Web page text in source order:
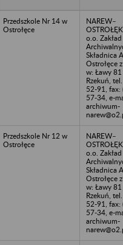
Przedszkole Nr 14 w
Ostrołęce
NAREW–
o.o.
Składnica
Ostrołęce
w: Ławy
Rzekuń,
52-91, fax:
57-34, e-
archiwum-
Przedszkole Nr 12 w
Ostrołęce
NAREW–
o.o.
Składnica
Ostrołęce
w: Ławy
Rzekuń,
52-91, fax:
57-34, e-
archiwum-